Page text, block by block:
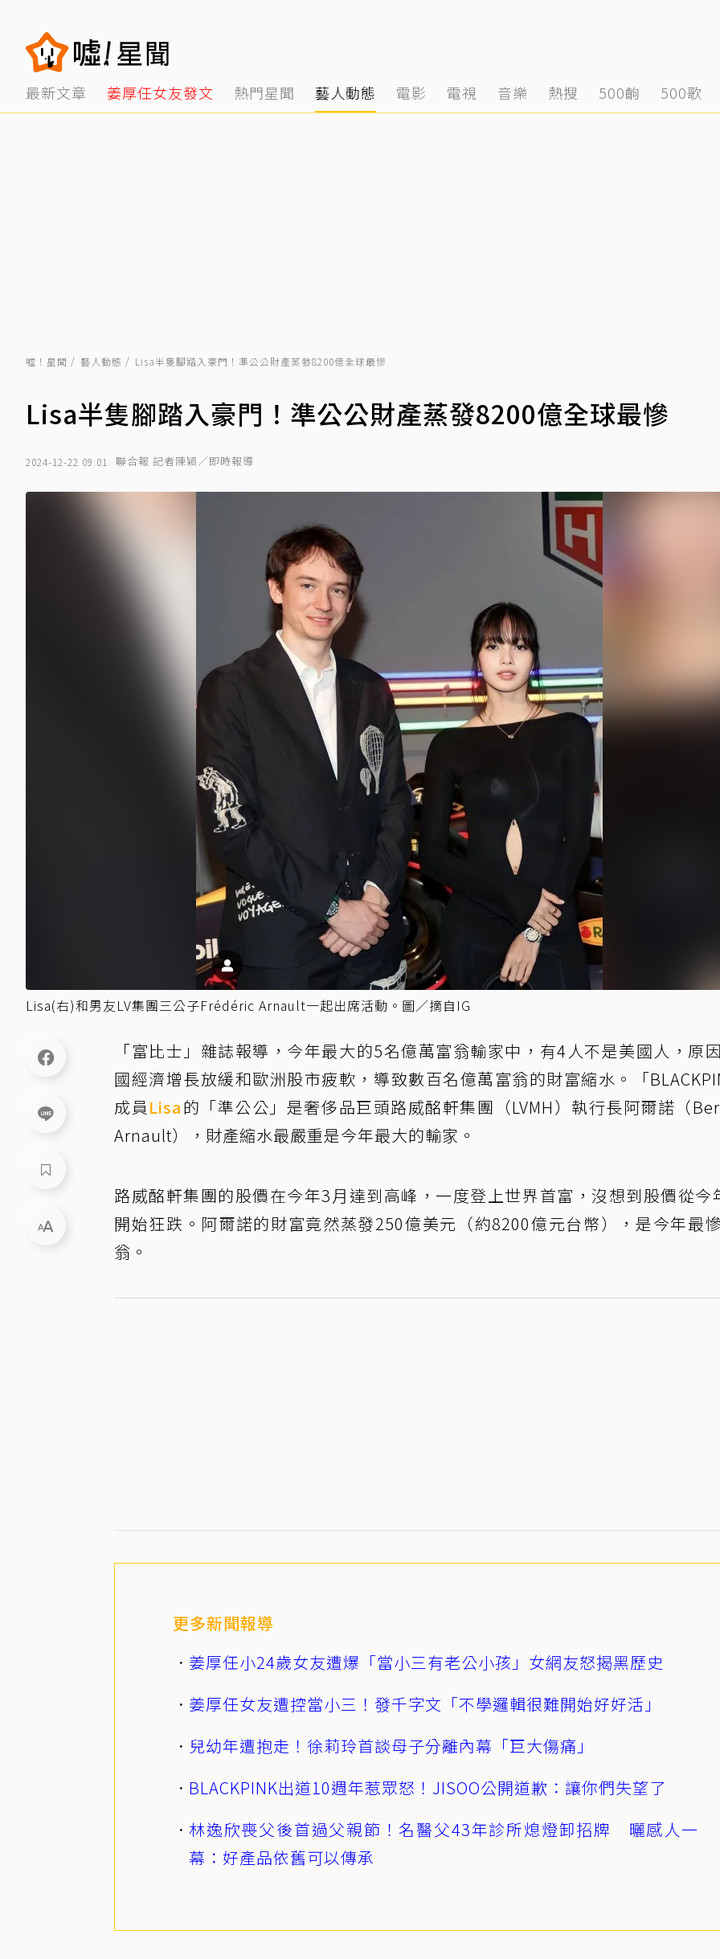
最新文章 姜厚任女友發文 熱門星聞 藝人動態 電影 電視 音樂 熱搜 500齣 500歌
噓！星聞 藝人動態 Lisa半隻腳踏入豪門！準公公財產蒸發8200億全球最慘
Lisa半隻腳踏入豪門！準公公財產蒸發8200億全球最慘
2024-12-22 09:01 聯合報 記者陳穎／即時報導
Lisa(右)和男友LV集團三公子Frédéric Arnault一起出席活動。圖／摘自IG
「富比士」雜誌報導，今年最大的5名億萬富翁輸家中，有4人不是美國人，原
國經濟增長放緩和歐洲股市疲軟，導致數百名億萬富翁的財富縮水。「
成員 Lisa的「準公公」是奢侈品巨頭路威酩軒集團（LVMH）執行長阿爾諾（
Arnault），財產縮水最嚴重是今年最大的輸家。
路威酩軒集團的股價在今年3月達到高峰，一度登上世界首富，沒想到股價從今
開始狂跌。阿爾諾的財富竟然蒸發250億美元（約8200億元台幣），是今年最
翁。
更多新聞報導
姜厚任小24歲女友遭爆「當小三有老公小孩」女網友怒揭黑歷史
姜厚任女友遭控當小三！發千字文「不學邏輯很難開始好好活」
兒幼年遭抱走！徐莉玲首談母子分離內幕「巨大傷痛」
BLACKPINK出道10週年惹眾怒！JISOO公開道歉：讓你們失望了
林逸欣喪父後首過父親節！名醫父43年診所熄燈卸招牌 曬感人一
幕：好產品依舊可以傳承